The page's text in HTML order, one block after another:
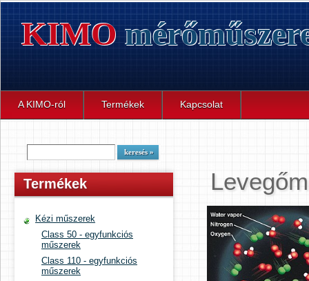
KIMO
A KIMO-ról Termékek Kapcsolat
Termékek
Kézi műszerek
Class 50 - egyfunkciós
műszerek
Class 110 - egyfunkciós
műszerek